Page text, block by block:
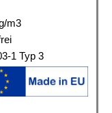
m3
1 Typ 3